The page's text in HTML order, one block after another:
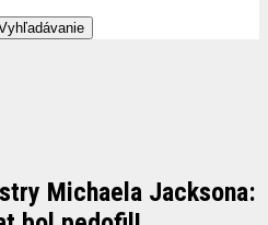
Michaela Jacksona: